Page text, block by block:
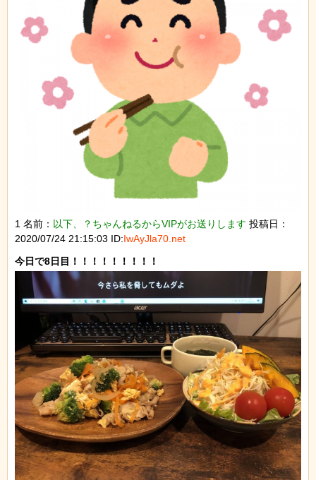
1 名前： 以下、？ちゃんねるからVIPがお送りします 投稿日：
2020/07/24 21:15:03 ID:IwAyJla70.net